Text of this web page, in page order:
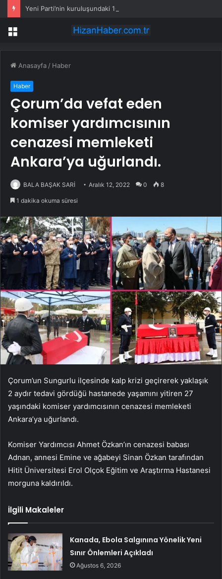
Menü
Anasayfa / Haber
Haber
Çorum’da vefat eden
komiser yardımcısının
cenazesi memleketi
Ankara’ya uğurlandı.
BALA BAŞAK SARİ Aralık 12, 2022 0 8
1 dakika okuma süresi
Çorum’un Sungurlu ilçesinde kalp krizi geçirerek yaklaşık
2 aydır tedavi gördüğü hastanede yaşamını yitiren 27
yaşındaki komiser yardımcısının cenazesi memleketi
Ankara’ya uğurlandı.
Komiser Yardımcısı Ahmet Özkan’ın cenazesi babası
Adnan, annesi Emine ve ağabeyi Sinan Özkan tarafından
Hitit Üniversitesi Erol Olçok Eğitim ve Araştırma Hastanesi
morguna kaldırıldı.
İlgili Makaleler
Kanada, Ebola Salgınına Yönelik Yeni
Sınır Önlemleri Açıkladı
Ağustos 6, 2026